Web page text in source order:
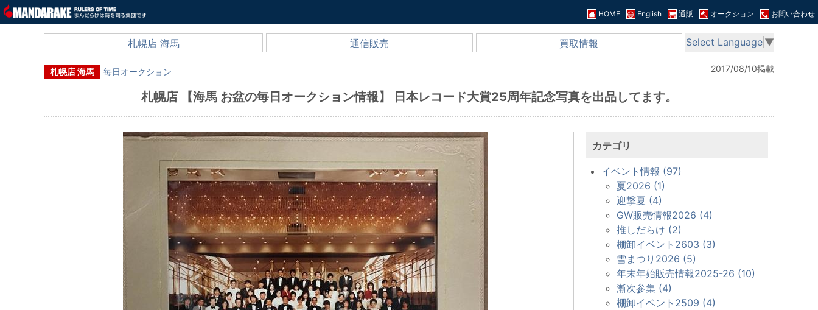
HOME English 通販 オークション お問い合わせ
札幌店 海馬 通信販売 買取情報 Select Language ▼
札幌店 海馬 毎日オークション 2017/08/10掲載
札幌店 【海馬 お盆の毎日オークション情報】 日本レコード大賞25周年記念写真を出品してます。
カテゴリ
イベント情報 (97)
夏2026 (1)
迎撃夏 (4)
GW販売情報2026 (4)
推しだらけ (2)
棚卸イベント2603 (3)
雪まつり2026 (5)
年末年始販売情報2025-26 (10)
漸次参集 (4)
棚卸イベント2509 (4)